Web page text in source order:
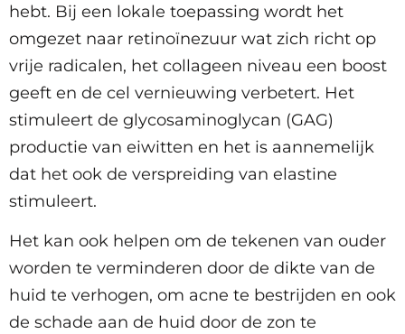
hebt. Bij een lokale toepassing wordt het
omgezet naar retinoïnezuur wat zich richt op
vrije radicalen, het collageen niveau een boost
geeft en de cel vernieuwing verbetert. Het
stimuleert de glycosaminoglycan (GAG)
productie van eiwitten en het is aannemelijk
dat het ook de verspreiding van elastine
stimuleert.
Het kan ook helpen om de tekenen van ouder
worden te verminderen door de dikte van de
huid te verhogen, om acne te bestrijden en ook
de schade aan de huid door de zon te